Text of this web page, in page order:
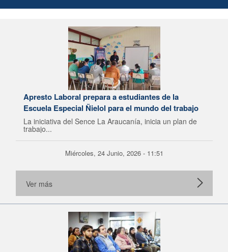
Apresto Laboral prepara a estudiantes de la
Escuela Especial Ñielol para el mundo del trabajo
La iniciativa del Sence La Araucanía, inicia un plan de
trabajo...
Miércoles, 24 Junio, 2026 - 11:51
Ver más